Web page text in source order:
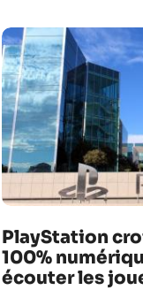
PlayStation
100%
écouter les